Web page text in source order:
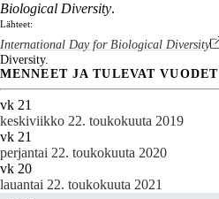
Biological Diversity.
Lähteet:
International Day for Biological Diversity
Diversity.
MENNEET JA TULEVAT VUODET
vk 21
keskiviikko 22. toukokuuta 2019
vk 21
perjantai 22. toukokuuta 2020
vk 20
lauantai 22. toukokuuta 2021